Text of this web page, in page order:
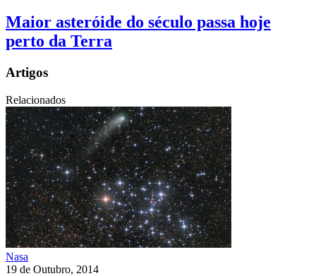
Maior asteróide do século passa hoje
perto da Terra
Artigos
Relacionados
Nasa
19 de Outubro, 2014